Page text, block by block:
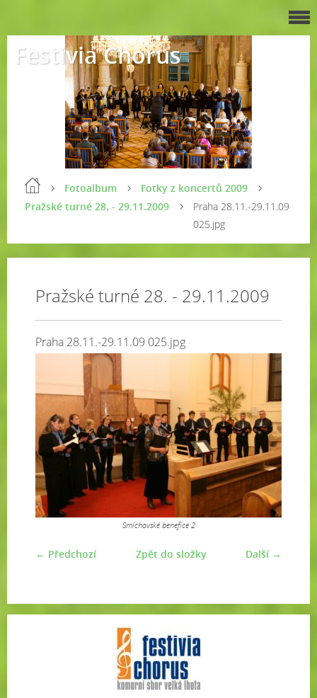
Festivia Chorus
Fotoalbum
Fotky z koncertů 2009
Pražské turné 28. - 29.11.2009
Praha 28.11.-29.11.09
025.jpg
Pražské turné 28. - 29.11.2009
Praha 28.11.-29.11.09 025.jpg
Smíchovské benefice 2
← Předchozí Další →
Zpět do složky